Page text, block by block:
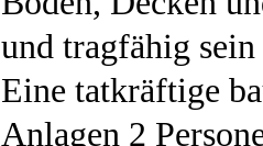
und tragfähig sein
Eine tatkräftige
Anlagen 2